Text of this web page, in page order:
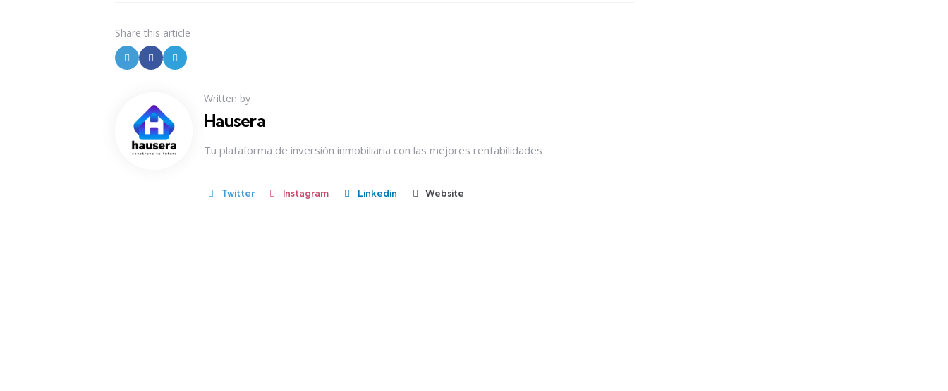
Share this article
Written by
Hausera
Tu plataforma de inversión inmobiliaria con las mejores rentabilidades
Twitter Instagram Linkedin Website